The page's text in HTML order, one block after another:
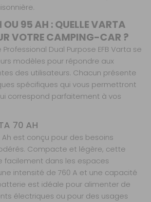
95 AH : QUELLE VARTA
VOTRE CAMPING-CAR ?
Dual Purpose EFB Varta se
modèles pour répondre aux
des utilisateurs. Chacun présente
spécifiques qui vous permettront
correspond parfaitement à vos
70 AH
est conçu pour des besoins
Compacte et légère, cette
facilement dans les espaces
intensité de 760 A et une capacité
est idéale pour alimenter de
électriques ou pour des usages